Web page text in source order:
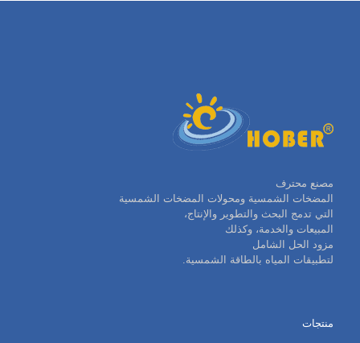
مصنع محترف
المضخات الشمسية ومحولات المضخات الشمسية
التي تدمج البحث والتطوير والإنتاج،
المبيعات والخدمة، وكذلك
مزود الحل الشامل
لتطبيقات المياه بالطاقة الشمسية.
منتجات